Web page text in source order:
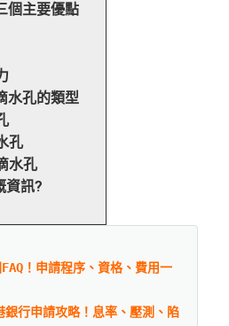
個主要優點
水孔的類型
孔
水孔
資訊?
FAQ！申請程序、資格、費用一
銀行申請攻略！息率、壓測、陷